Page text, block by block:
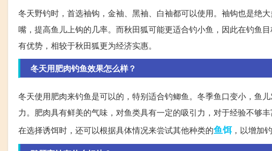
冬天野钓时，首选袖钩，金袖、黑袖、白袖都可以使用。袖钩也是绝
嘴，提高鱼儿上钩的几率。而秋田狐可能更适合钓小鱼，因此在钓鱼
有优势，相较于秋田狐更为经济实惠。
冬天用肥肉钓鱼效果怎么样？
冬天使用肥肉来钓鱼是可以的，特别适合钓鲫鱼。冬季鱼口变小，鱼
力。肥肉具有鲜美的气味，对鱼类具有一定的吸引力，对于经验不够
在选择诱饵时，还可以根据具体情况来尝试其他种类的鱼饵，以增加